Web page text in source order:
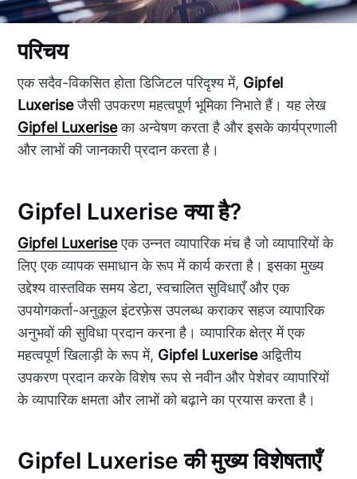
परिचय
एक सदैव-विकसित होता डिजिटल परिदृश्य में, Gipfel
Luxeriseजैसी उपकरण महत्वपूर्ण भूमिका निभाते हैं। यह लेख
Gipfel Luxeriseका अन्वेषण करता है और इसके कार्यप्रणाली
और लाभों की जानकारी प्रदान करता है।
Gipfel Luxerise क्या है?
Gipfel Luxeriseएक उन्नत व्यापारिक मंच है जो व्यापारियों के
लिए एक व्यापक समाधान के रूप में कार्य करता है। इसका मुख्य
उद्देश्य वास्तविक समय डेटा, स्वचालित सुविधाएँ और एक
उपयोगकर्ता-अनुकूल इंटरफ़ेस उपलब्ध कराकर सहज व्यापारिक
अनुभवों की सुविधा प्रदान करना है। व्यापारिक क्षेत्र में एक
महत्वपूर्ण खिलाड़ी के रूप में, Gipfel Luxeriseअद्वितीय
उपकरण प्रदान करके विशेष रूप से नवीन और पेशेवर व्यापारियों
के व्यापारिक क्षमता और लाभों को बढ़ाने का प्रयास करता है।
Gipfel Luxerise की मुख्य विशेषताएँ